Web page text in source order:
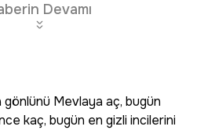
Devamı
Mevlaya aç, bugün
kaç, bugün en gizli incilerini